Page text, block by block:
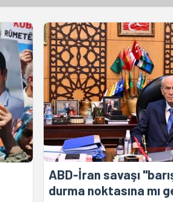
ABD-İran savaşı
durma noktasına mı